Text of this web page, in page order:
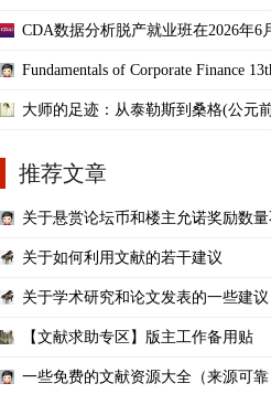
CDA数据分析脱产就业班在2026年6
Fundamentals of Corporate Finance
大师的足迹：从泰勒斯到桑格(公元前
推荐文章
关于悬赏论坛币和楼主允诺奖励数量
关于如何利用文献的若干建议
关于学术研究和论文发表的一些建议
【文献求助专区】版主工作备用贴
一些免费的文献资源大全（来源可靠